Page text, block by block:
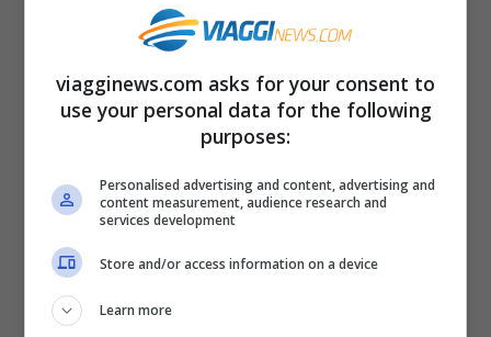
ci si arriva con un percorso di trekking.
viagginews.com asks for your consent to
use your personal data for the following
purposes:
Personalised advertising and content, advertising and
content measurement, audience research and
services development
Store and/or access information on a device
Learn more